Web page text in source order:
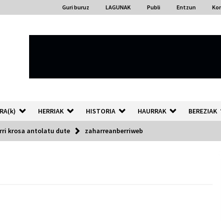
Guri buruz LAGUNAK Publi Entzun
HERRIAK HISTORIA HAURRAK BEREZIAK
krosa antolatu dute zaharreanberriweb